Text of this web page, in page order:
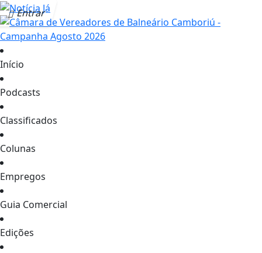
Entrar
Início
Podcasts
Classificados
Colunas
Empregos
Guia Comercial
Edições